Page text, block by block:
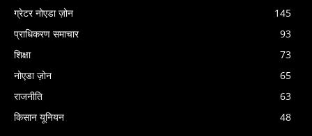
ग्रेटर नोएडा ज़ोन
145
प्राधिकरण समाचार
93
शिक्षा
73
नोएडा ज़ोन
65
राजनीति
63
किसान यूनियन
48